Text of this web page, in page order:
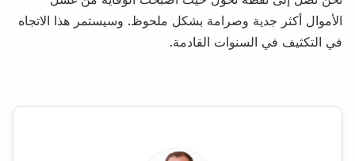
الأموال أكثر جدية وصرامة بشكل ملحوظ. وسيستمر هذا الاتجاه
في التكثيف في السنوات القادمة.